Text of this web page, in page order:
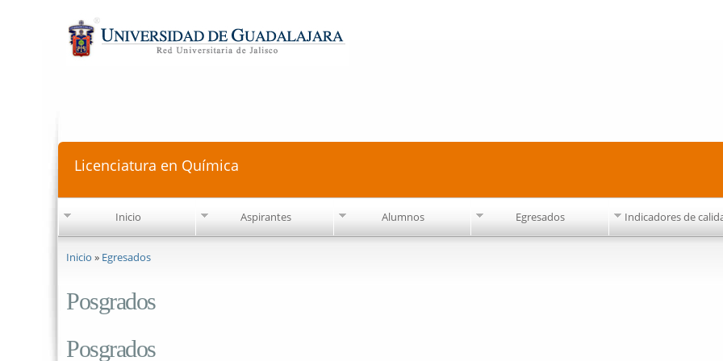
Licenciatura en Química
Inicio Aspirantes Alumnos Egresados Indicadores de
Inicio » Egresados
Posgrados
Posgrados